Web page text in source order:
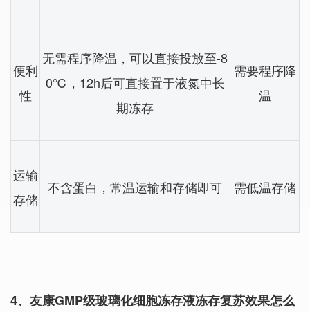
便利
性
无需程序降温，可以直接投放至-8
0℃，12h后可直接置于液氮中长
期冻存
需要程序降
温
运输
存储
不含蛋白，常温运输和存储即可 需低温存储
4、友康GMP级玻璃化细胞冻存液冻存复苏效果怎么